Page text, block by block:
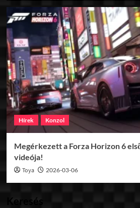
Hírek Konzol
Megérkezett a Forza Horizon 6
videója!
Toya 2026-03-06
Keresés